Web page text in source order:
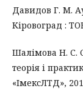
Давидов Г. М.
Кіровоград :
Шалімова Н. С.
теорія і
«ІмексЛТД»,